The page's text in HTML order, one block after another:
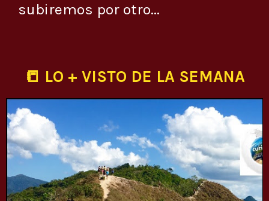
subiremos por otro...
📒 LO + VISTO DE LA SEMANA